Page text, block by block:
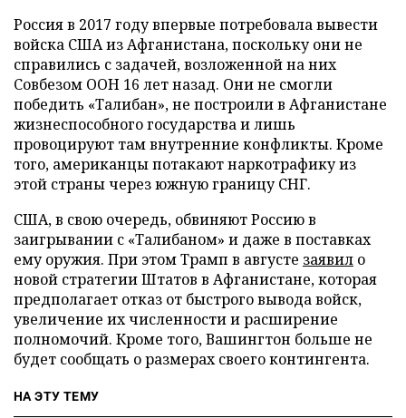
Россия в 2017 году впервые потребовала вывести
войска США из Афганистана, поскольку они не
справились с задачей, возложенной на них
Совбезом ООН 16 лет назад. Они не смогли
победить «Талибан», не построили в Афганистане
жизнеспособного государства и лишь
провоцируют там внутренние конфликты. Кроме
того, американцы потакают наркотрафику из
этой страны через южную границу СНГ.
США, в свою очередь, обвиняют Россию в
заигрывании с «Талибаном» и даже в поставках
ему оружия. При этом Трамп в августе заявил о
новой стратегии Штатов в Афганистане, которая
предполагает отказ от быстрого вывода войск,
увеличение их численности и расширение
полномочий. Кроме того, Вашингтон больше не
будет сообщать о размерах своего контингента.
НА ЭТУ ТЕМУ